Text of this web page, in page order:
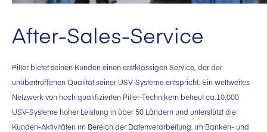
After-Sales-Service
Piller bietet seinen Kunden einen erstklassigen Service, der der
unübertroffenen Qualität seiner USV-Systeme entspricht. Ein weltweites
Netzwerk von hoch qualifizierten Piller-Technikern betreut ca.10.000
USV-Systeme hoher Leistung in über 50 Ländern und unterstützt die
Kunden-Aktivitäten im Bereich der Datenverarbeitung, im Banken- und